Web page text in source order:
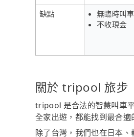
缺點
無臨時叫車
不收現金
關於 tripool 旅步
tripool 是合法的智慧叫車
全家出遊，都能找到最合適
除了台灣，我們也在日本